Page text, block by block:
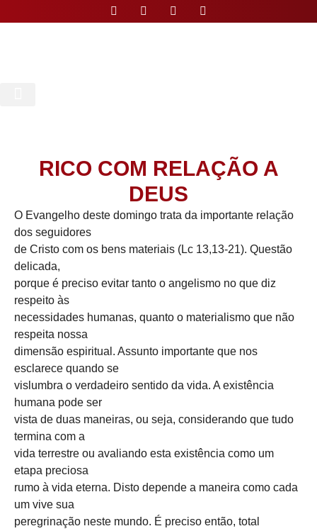
RICO COM RELAÇÃO A
DEUS
O Evangelho deste domingo trata da importante relação
dos seguidores
de Cristo com os bens materiais (Lc 13,13-21). Questão
delicada,
porque é preciso evitar tanto o angelismo no que diz
respeito às
necessidades humanas, quanto o materialismo que não
respeita nossa
dimensão espiritual. Assunto importante que nos
esclarece quando se
vislumbra o verdadeiro sentido da vida. A existência
humana pode ser
vista de duas maneiras, ou seja, considerando que tudo
termina com a
vida terrestre ou avaliando esta existência como um
etapa preciosa
rumo à vida eterna. Disto depende a maneira como cada
um vive sua
peregrinação neste mundo. É preciso então, total